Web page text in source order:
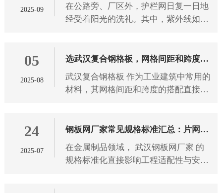
2025-09 之道
在公路旁、厂区外，护栏网日复一日地
经受着阳光的洗礼。其中，紫外线如同
材质会发生一系列变化，
05
2025-08
选武汉复合钢格板，网格间距和跨度怎
么搭配？
武汉复合钢格板 作为工业建筑中常用的
材料，其网格间距和跨度的搭配直接影
细介绍如何科学地匹配这两个
24
2025-07
钢板网厂家常见规格标准汇总：片网尺
寸、网孔形状全解析
在金属制品领域， 武汉钢板网厂家 的
规格标准化直接影响工程适配性与安全